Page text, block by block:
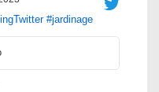
#jardinage